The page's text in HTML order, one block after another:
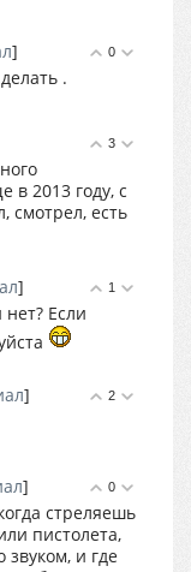
0
]
.
3
в 2013 году, с
смотрел, есть
1
]
Если
2
]
0
]
стреляешь
пистолета,
звуком, и где